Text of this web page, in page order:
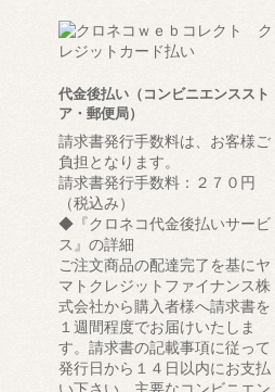
代金後払い（コンビニエンススト
ア・郵便局）
請求書発行手数料は、お客様ご
負担となります。
請求書発行手数料：２７０円
（税込み）
◆『クロネコ代金後払いサービ
ス』の詳細
ご注文商品の配達完了を基にヤ
マトクレジットファイナンス株
式会社から購入者様へ請求書を
１週間程度でお届けいたしま
す。請求書の記載事項に従って
発行日から１４日以内にお支払